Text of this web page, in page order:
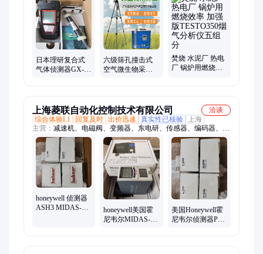
仪、个人防护包、便携式恶臭检测仪、手持式林格曼黑度仪、移
动执法箱、便携式粉尘检测仪、红外热成像仪、管线探测仪定位
仪、个人剂量报警仪、车用尿素检定仪、应急防护包、手持热电
风速仪、OBD诊断仪、工业内窥镜、车用尾气分析仪、移动执法
包、测距仪、职业卫生监督、多参数气体检测仪、多参数水质分
析仪
日本理研复合式
气体侦测器GX-
六级筛孔撞击式
空气微生物采样
焚烧 水泥厂 热电
厂 锅炉用燃烧效
上海菱联自动化控制技术有限公司
洽谈
综合体验L1
回复及时 出价迅速 真实性已核验
上海
主营： 减速机、电磁阀、变频器、东电研、传感器、编码器、控
制器、触摸屏、主控板、驱动器、sss定位器、泽村电机、伺服
电机、纠偏电源、承总仓库、纠偏控制器、电眼、磁粉张力
honeywell 侦测器
ASH3 MIDAS-K-
honeywell美国霍
尼韦尔MIDAS-E-
美国Honeywell霍
尼韦尔侦测器PH3